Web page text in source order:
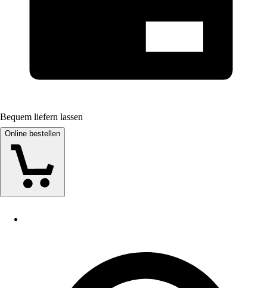
Bequem liefern lassen
Online bestellen